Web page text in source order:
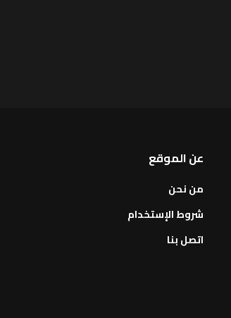
عن الموقع
من نحن
شروط الإستخدام
اتصل بنا